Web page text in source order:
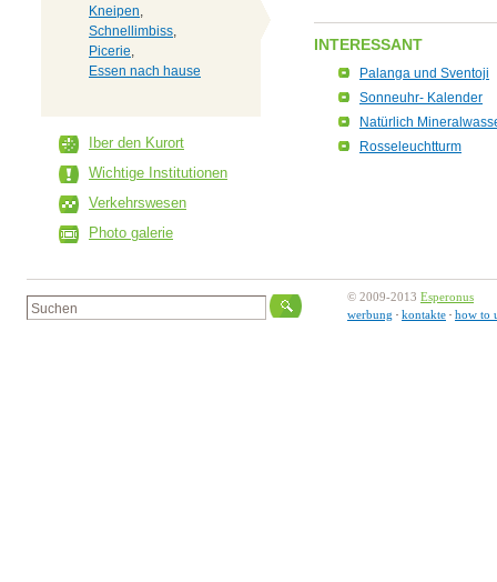
Kneipen,
Schnellimbiss,
Picerie,
Essen nach hause
Iber den Kurort
Wichtige Institutionen
Verkehrswesen
Photo galerie
INTERESSANT
Palanga und Sventoji
Sonneuhr- Kalender
Natürlich
Rosseleuchtturm
© 2009-2013 Esperonus
werbung
kontakte how to